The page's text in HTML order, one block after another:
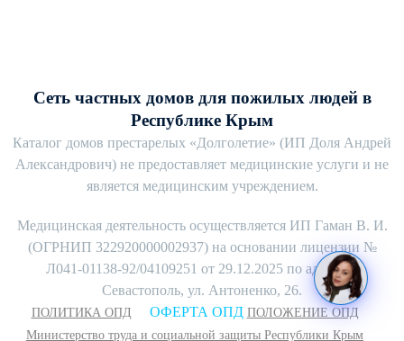
Сеть частных домов для пожилых людей в
Республике Крым
Каталог домов престарелых «Долголетие» (ИП Доля Андрей
Александрович) не предоставляет медицинские услуги и не
является медицинским учреждением.
Медицинская деятельность осуществляется ИП Гаман В. И.
(ОГРНИП 322920000002937) на основании лицензии №
Л041-01138-92/04109251 от 29.12.2025 по адресу г.
Севастополь, ул. Антоненко, 26.
ПОЛИТИКА ОПД ОФЕРТА ОПД ПОЛОЖЕНИЕ ОПД
Министерство труда и социальной защиты Республики Крым